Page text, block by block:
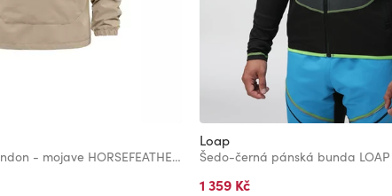
Pánská bunda Landon - mojave HORSEFEATHERS
Loap
Šedo-černá pánská bunda LOAP
1 359 Kč